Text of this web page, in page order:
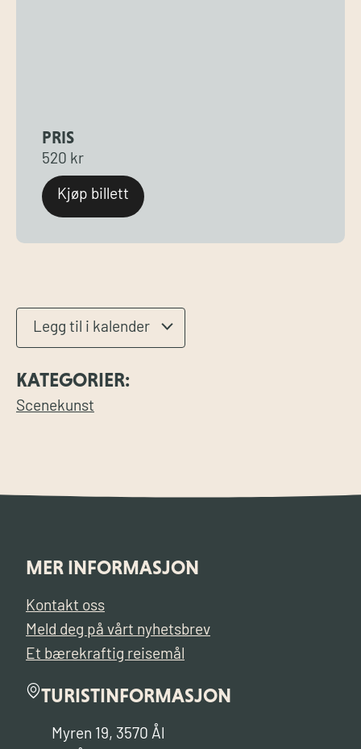
PRIS
520 kr
Kjøp billett
Legg til i kalender
KATEGORIER:
Scenekunst
MER INFORMASJON
Kontakt oss
Meld deg på vårt nyhetsbrev
Et bærekraftig reisemål
TURISTINFORMASJON
Myren 19, 3570 Ål